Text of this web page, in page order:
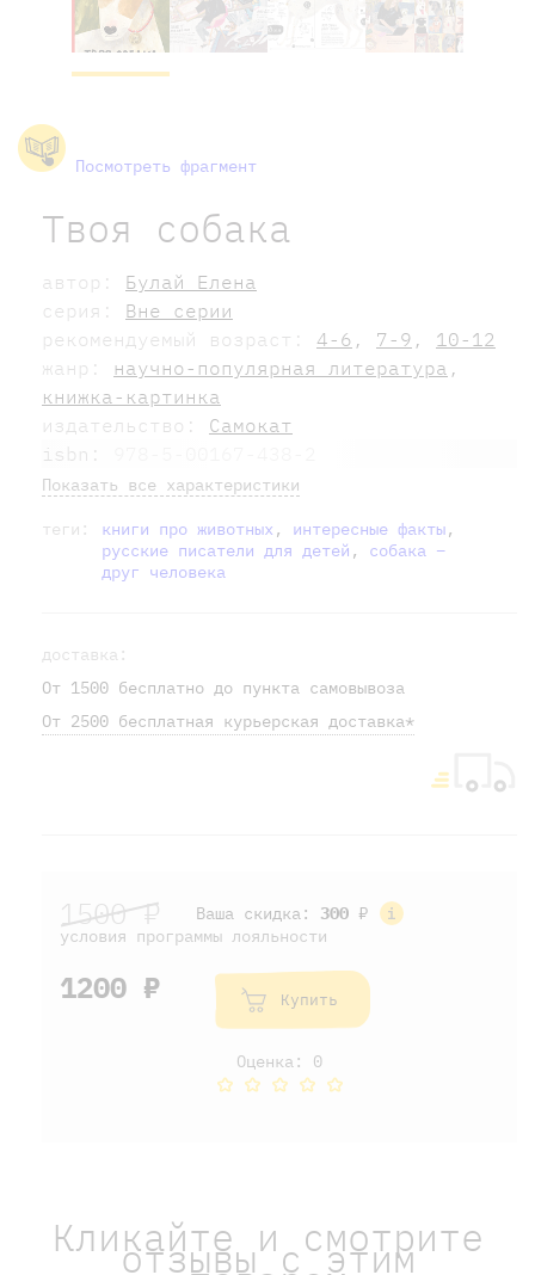
Посмотреть фрагмент
Твоя собака
автор: Булай Елена
серия: Вне серии
рекомендуемый возраст: 4-6 , 7-9 , 10-12
жанр: научно-популярная литература ,
книжка-картинка
издательство: Самокат
isbn:
Показать все характеристики
теги: книги про животных , интересные факты,
русские писатели для детей , собака –
друг человека
доставка:
От 1500 бесплатно до пункта самовывоза
От 2500 бесплатная курьерская доставка*
1500 ₽ Ваша скидка: 300 ₽
условия программы лояльности
1200 ₽ Купить
Оценка: 0
Кликайте и смотрите
отзывы с этим